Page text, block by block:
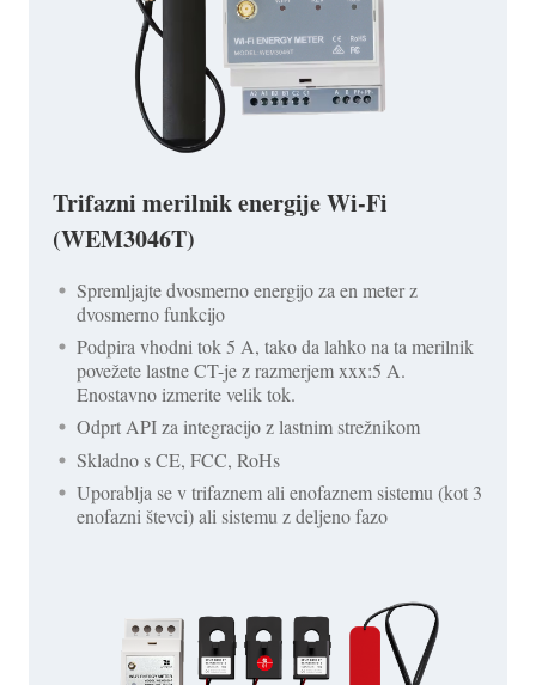
Trifazni merilnik energije Wi-Fi
(WEM3046T)
Spremljajte dvosmerno energijo za en meter z
dvosmerno funkcijo
Podpira vhodni tok 5 A, tako da lahko na ta merilnik
povežete lastne CT-je z razmerjem xxx:5 A.
Enostavno izmerite velik tok.
Odprt API za integracijo z lastnim strežnikom
Skladno s CE, FCC, RoHs
Uporablja se v trifaznem ali enofaznem sistemu (kot 3
enofazni števci) ali sistemu z deljeno fazo